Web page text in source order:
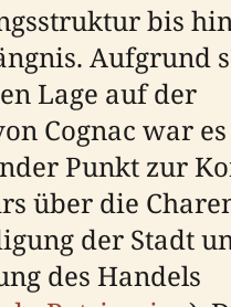
bis
Aufgrund
Lage auf der
Cognac war
Punkt zur
über die
der Stadt
des Handels